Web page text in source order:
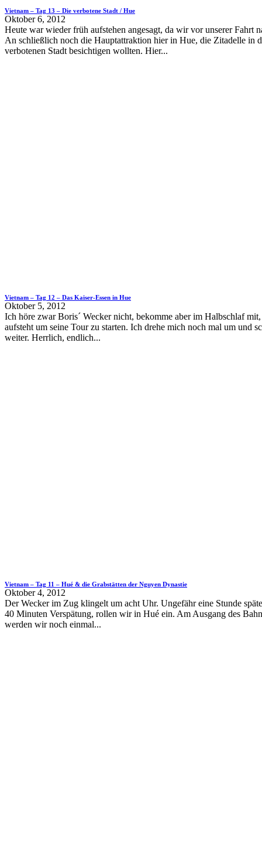
Vietnam – Tag 13 – Die verbotene Stadt / Hue
Oktober 6, 2012
Heute war wieder früh aufstehen angesagt, da wir vor unserer Fahrt
An schließlich noch die Hauptattraktion hier in Hue, die Zitadelle in
verbotenen Stadt besichtigen wollten. Hier...
Vietnam – Tag 12 – Das Kaiser-Essen in Hue
Oktober 5, 2012
Ich höre zwar Boris´ Wecker nicht, bekomme aber im Halbschlaf mit,
aufsteht um seine Tour zu starten. Ich drehe mich noch mal um und
weiter. Herrlich, endlich...
Vietnam – Tag 11 – Hué & die Grabstätten der Nguyen Dynastie
Oktober 4, 2012
Der Wecker im Zug klingelt um acht Uhr. Ungefähr eine Stunde
40 Minuten Verspätung, rollen wir in Hué ein. Am Ausgang des
werden wir noch einmal...